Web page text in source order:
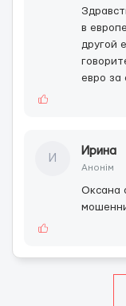
в
другой
евро за
И
Ирина
Анонім
Оксана